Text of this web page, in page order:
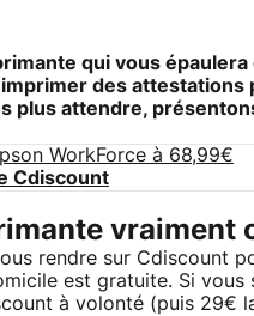
qui vous
des attestations
plus attendre,
WorkForce à 68,99€
Cdiscount
vraiment
rendre sur Cdiscount
est gratuite. Si
à volonté (puis 29€